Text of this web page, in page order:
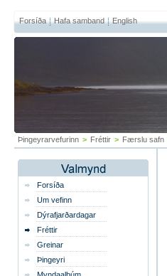
Forsíða Hafa samband English
Þingeyrarvefurinn > Fréttir > Færslu safn
Forsíða
Um vefinn
Dýrafjarðardagar
Fréttir
Greinar
Þingeyri